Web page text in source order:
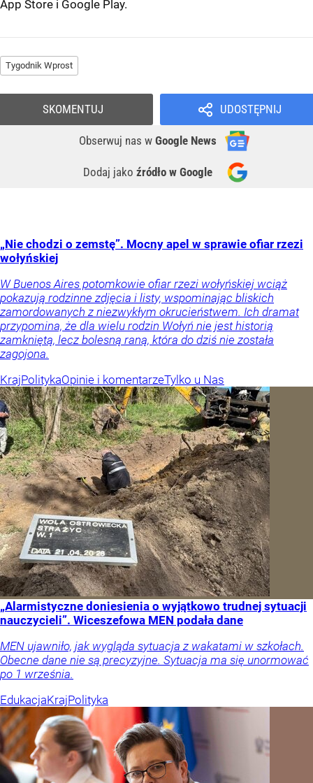
App Store i Google Play.
Tygodnik Wprost
UDOSTĘPNIJ
Obserwuj nas w Google News
Dodaj jako źródło w Google
SKOMENTUJ
„Nie chodzi o zemstę”. Mocny apel w sprawie ofiar rzezi
wołyńskiej
W Buenos Aires potomkowie ofiar rzezi wołyńskiej wciąż
pokazują rodzinne zdjęcia i listy, wspominając bliskich
zamordowanych z niezwykłym okrucieństwem. Ich dramat
przypomina, że dla wielu rodzin Wołyń nie jest historią
zamkniętą, lecz bolesną raną, która do dziś nie została
zagojona.
KrajPolitykaOpinie i komentarzeTylko u Nas
„Alarmistyczne doniesienia o wyjątkowo trudnej sytuacji
nauczycieli”. Wiceszefowa MEN podała dane
MEN ujawniło, jak wygląda sytuacja z wakatami w szkołach.
Obecne dane nie są precyzyjne. Sytuacja ma się unormować
po 1 września.
EdukacjaKrajPolityka